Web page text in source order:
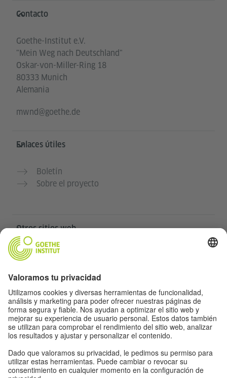
Service- und Informationsbereich
Contacto
Goethe-Institut e.V.
"Mein Weg nach Deutschland"
Oskar-von-Miller-Ring 18
80333 Munich
Alemania
mwnd@goethe.de
Enlaces útiles
Boletín
Sobre el proyecto
Otros sitios web
Community „Deutsch für dich“
Cursos de alemán del Goethe-Institut
Portal para docentes “Deutschstunde”
Privacidad y accesibilidad
Protección de datos y accesibilidad
Accesibilidad